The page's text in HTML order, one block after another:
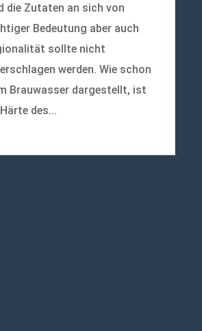
die Zutaten an sich von
Bedeutung aber auch
sollte nicht
werden. Wie schon
Brauwasser dargestellt, ist
des...